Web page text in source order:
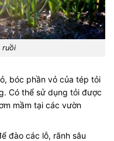
ruồi
bóc phần vỏ của tép tỏi
Có thể sử dụng tỏi được
mầm tại các vườn
đào các lỗ, rãnh sâu